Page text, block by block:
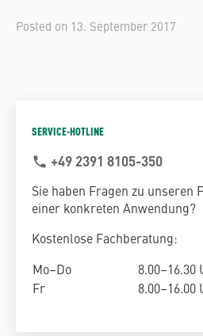
Posted on 13. September 2017
SERVICE-HOTLINE
phone +49 2391 8105-350
Sie haben Fragen zu unseren
einer konkreten Anwendung?
Kostenlose Fachberatung:
Mo–Do
8.00–16.30
Fr
8.00–16.00